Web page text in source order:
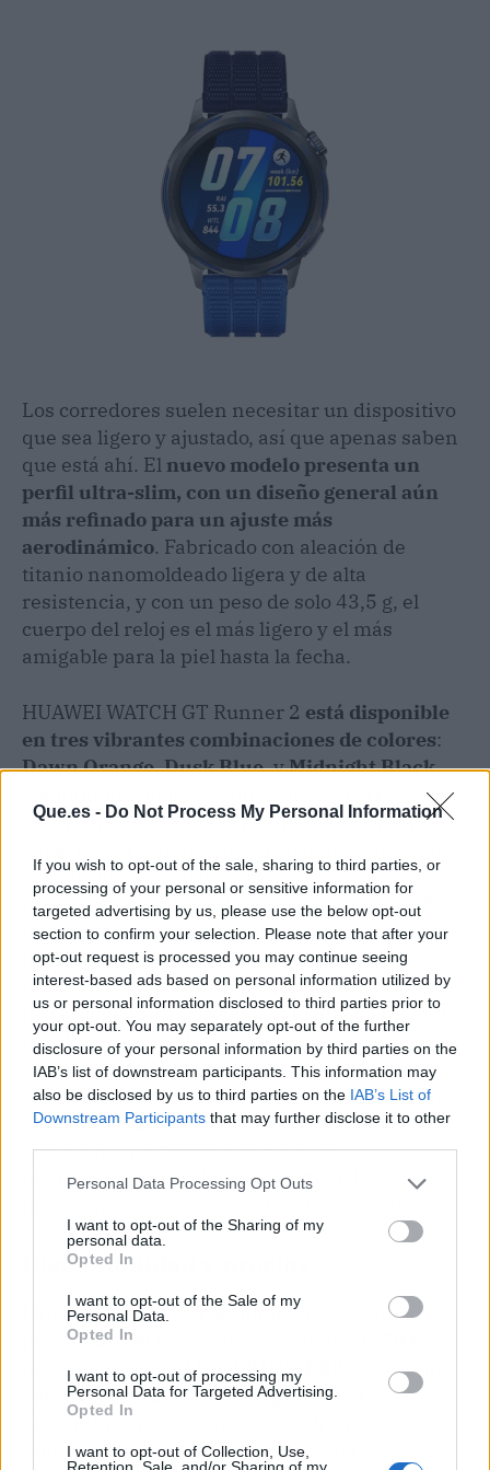
Que.es - Do Not Process My Personal Information
If you wish to opt-out of the sale, sharing to third parties, or
processing of your personal or sensitive information for
targeted advertising by us, please use the below opt-out
section to confirm your selection. Please note that after your
opt-out request is processed you may continue seeing
interest-based ads based on personal information utilized by
us or personal information disclosed to third parties prior to
your opt-out. You may separately opt-out of the further
disclosure of your personal information by third parties on the
IAB’s list of downstream participants. This information may
also be disclosed by us to third parties on the IAB’s List of
Downstream Participants that may further disclose it to other
Personal Data Processing Opt Outs
I want to opt-out of the Sharing of my
personal data.
Opted In
I want to opt-out of the Sale of my
Personal Data.
Opted In
I want to opt-out of processing my
Personal Data for Targeted Advertising.
Opted In
I want to opt-out of Collection, Use,
Retention, Sale, and/or Sharing of my
Los corredores suelen necesitar un dispositivo
que sea ligero y ajustado, así que apenas saben
que está ahí. El nuevo modelo presenta un
perfil ultra-slim, con un diseño general aún
más refinado para un ajuste más
aerodinámico. Fabricado con aleación de
titanio nanomoldeado ligera y de alta
resistencia, y con un peso de solo 43,5 g, el
cuerpo del reloj es el más ligero y el más
amigable para la piel hasta la fecha.
HUAWEI WATCH GT Runner 2 está disponible
en tres vibrantes combinaciones de colores:
Dawn Orange, Dusk Blue,yMidnight Black,
con estilo. La correa tejida
AirDry mejorada combina una transpirabilidad
asegurando un ajuste seco y cómodo incluso
durante los entrenamientos más intensos. El
llamativo acabado degradado de la correa se
logra mediante un sofisticado proceso de
teñido por mecha y un posicionamiento
infrarrojo de alta precisión, lo que da lugar a
un diseño natural y elegante. La textura hueca
y única rinde homenaje a la pista de atletismo,
simbolizando el espíritu implacable de correr.
Cada HUAWEI WATCH GT Runner 2 también
viene con una correa adicional de
fluoroelastómeros directamente en la caja,
Disponibilidad y precios
HUAWEI WATCH GT Runner 2 llega con un
precio de 399 €
usando el código AES30RUNNER2
junto a una
correa GT de 22 mm de regalo. Estará
disponible en lo colores Dawn Orange, Dusk
Blue, y Midnight Black.La promoción se